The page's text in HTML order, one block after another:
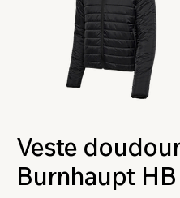
Veste
Burnhaupt HB